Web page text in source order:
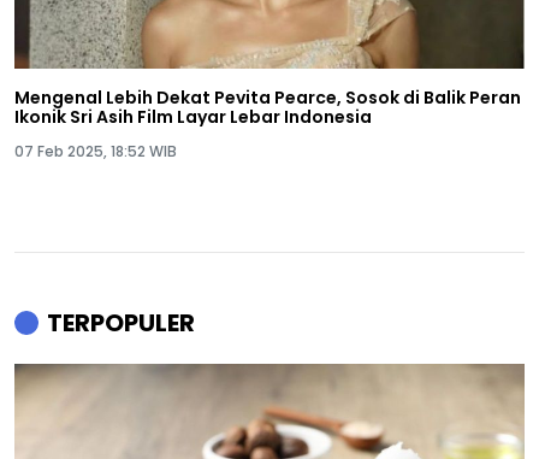
Mengenal Lebih Dekat Pevita Pearce, Sosok di Balik Peran
Ikonik Sri Asih Film Layar Lebar Indonesia
07 Feb 2025, 18:52 WIB
TERPOPULER